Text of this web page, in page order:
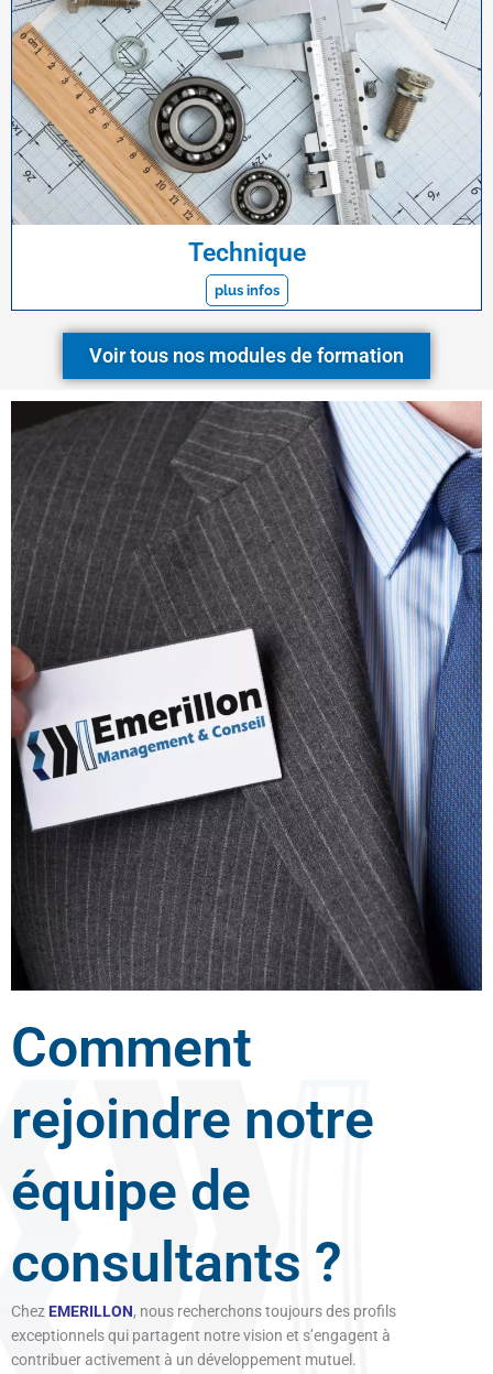
Technique
plus infos
Voir tous nos modules de formation
Comment
rejoindre notre
équipe de
consultants ?
Chez EMERILLON, nous recherchons toujours des profils
exceptionnels qui partagent notre vision et s’engagent à
contribuer activement à un développement mutuel.